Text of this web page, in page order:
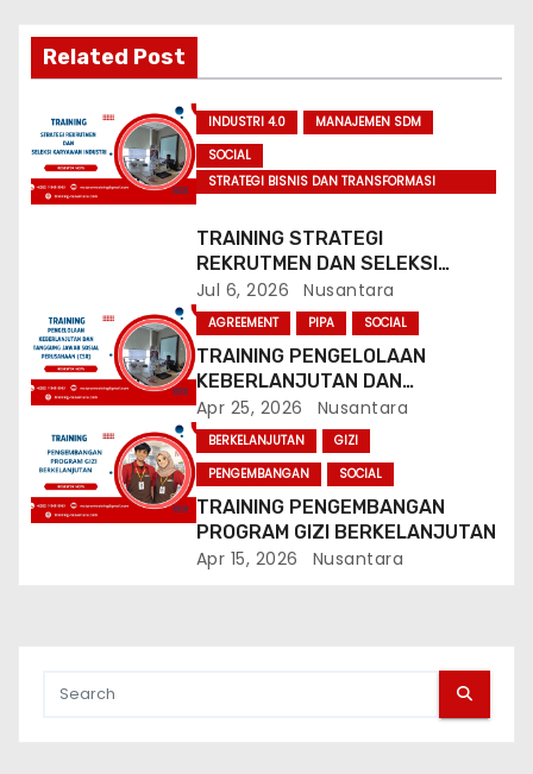
v
i
g
a
o
n
Related Post
INDUSTRI 4.0
MANAJEMEN SDM
SOCIAL
STRATEGI BISNIS DAN TRANSFORMASI
TRAINING STRATEGI
REKRUTMEN DAN SELEKSI
KARYAWAN INDUSTRI
Jul 6, 2026 Nusantara
AGREEMENT PIPA SOCIAL
TRAINING PENGELOLAAN
KEBERLANJUTAN DAN
TANGGUNG JAWAB SOSIAL
PERUSAHAAN (CSR)
Apr 25, 2026 Nusantara
BERKELANJUTAN
GIZI
PENGEMBANGAN
SOCIAL
TRAINING PENGEMBANGAN
PROGRAM GIZI BERKELANJUTAN
Apr 15, 2026 Nusantara